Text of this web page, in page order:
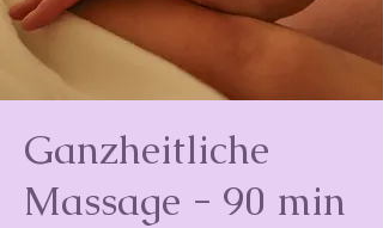
Ganzheitliche
Massage - 90 min